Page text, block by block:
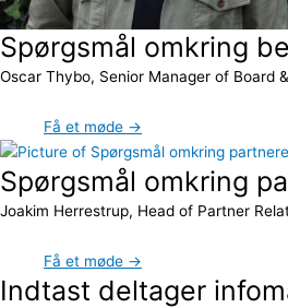
Spørgsmål omkring
Oscar Thybo, Senior Manager of Board
Få et møde →
Spørgsmål omkring
Joakim Herrestrup, Head of Partner
Få et møde →
Indtast deltager